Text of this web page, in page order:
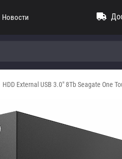
Новости
HDD External USB 3.0″ 8Tb Seagate One